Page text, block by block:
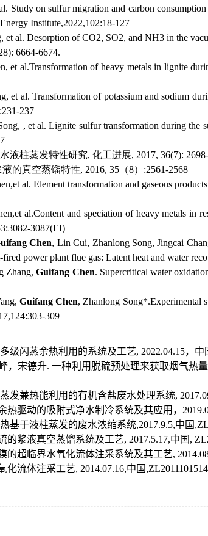
Study on sulfur migration and carbon
Institute,2022,102:18-127
et al. Desorption of CO2, SO2, and NH3 in the
6664-6674.
et al.Transformation of heavy metals in lignite
et al. Transformation of potassium and sodium
237
, et al. Lignite sulfur transformation during the
液柱蒸发特性研究, 化工进展, 2017, 36(7):
的真空蒸馏特性, 2016, 35（8）:2561-2568
al. Element transformation and gaseous
al.Content and speciation of heavy metals in
3087(EI)
Chen, Lin Cui, Zhanlong Song, Jingcai
power plant flue gas: Latent heat and water
Zhang,Guifang Chen. Supercritical water
Guifang Chen, Zhanlong Song*.Experimental
309
级闪蒸余热利用的系统及工艺, 2022.04.15，中
，宋德升.一种利用脱硫预处理来获取烟气热量
发兼热能利用的有机含盐废水处理系统,
热驱动的吸附式净水制冷系统及其应用，
基于液柱蒸发的废水浓缩系统,2017.9.5,中国
的浆液真空蒸馏系统及工艺, 2017.5.17,中国 ,
的超临界水氧化流体注采系统及其工艺,
化流体注采工艺, 2014.07.16,中国